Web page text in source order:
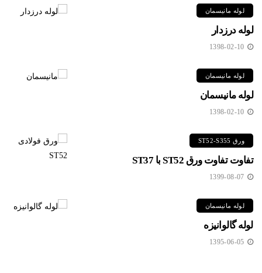
لوله مانیسمان
لوله درزدار
1398-02-10
لوله مانیسمان
لوله مانیسمان
1398-02-10
ورق ST52-S355
تفاوت تفاوت ورق ST52 با ST37
1399-08-07
لوله مانیسمان
لوله گالوانیزه
1395-06-05